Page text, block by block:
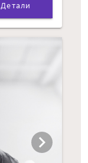
Детали
chevron_right